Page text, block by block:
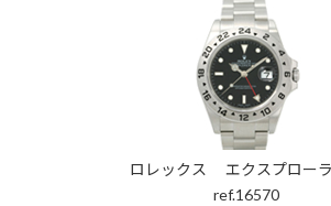
ロレックス エクスプロー
ref.16570